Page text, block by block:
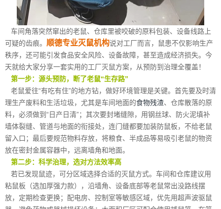
车间角落突然窜出的老鼠、仓库里被咬破的原料包装、设备线路上
可疑的齿痕。 顺德专业灭鼠机构说对工厂而言，鼠患不仅影响生产
秩序，还可能引发食品安全风险、设备故障，甚至造成经济损失。今
天就给大家分享一套实用的工厂灭鼠方案，从预防到治理全覆盖！
第一步：源头预防，断了老鼠“生存路”
老鼠爱往“有吃有住”的地方钻，做好环境管理是关键。首先要及时清
理生产废料和生活垃圾，尤其是车间地面的食物残渣、仓库散落的原
料，必须做到“日产日清”；其次要封堵缝隙，用钢丝球、防火泥填补
墙体裂缝、管道与地面的衔接处，连门缝都要加装防鼠板，不给老鼠
留入口；最后要规范物料存放，将粮食、半成品等易吸引老鼠的物资
放在密封金属容器中，远离墙角和地面。
第二步：科学治理，选对方法效率高
若已发现鼠迹，可分区域选择合适的灭鼠方式。车间和仓库建议用
粘鼠板（选加厚强力款），沿墙角、设备底部等老鼠常出没路线摆
放，定期检查更换；配电房、控制室等敏感区域，优先用超声波驱鼠